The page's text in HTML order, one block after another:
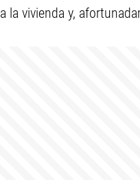
la vivienda y,